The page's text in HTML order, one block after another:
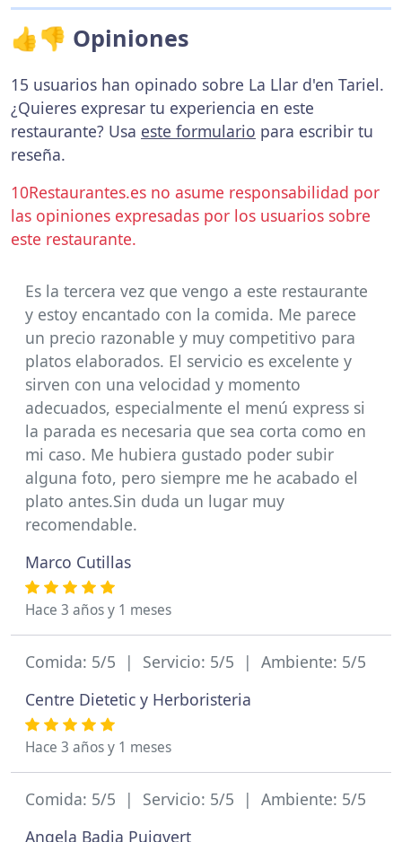
👍👎 Opiniones
15 usuarios han opinado sobre La Llar d'en Tariel.
¿Quieres expresar tu experiencia en este
restaurante? Usa este formulario para escribir tu
reseña.
10Restaurantes.es no asume responsabilidad por
las opiniones expresadas por los usuarios sobre
este restaurante.
Es la tercera vez que vengo a este restaurante
y estoy encantado con la comida. Me parece
un precio razonable y muy competitivo para
platos elaborados. El servicio es excelente y
sirven con una velocidad y momento
adecuados, especialmente el menú express si
la parada es necesaria que sea corta como en
mi caso. Me hubiera gustado poder subir
alguna foto, pero siempre me he acabado el
plato antes.Sin duda un lugar muy
recomendable.
Marco Cutillas
Hace 3 años y 1 meses
Comida: 5/5 | Servicio: 5/5 | Ambiente: 5/5
Centre Dietetic y Herboristeria
Hace 3 años y 1 meses
Comida: 5/5 | Servicio: 5/5 | Ambiente: 5/5
Angela Badia Puigvert